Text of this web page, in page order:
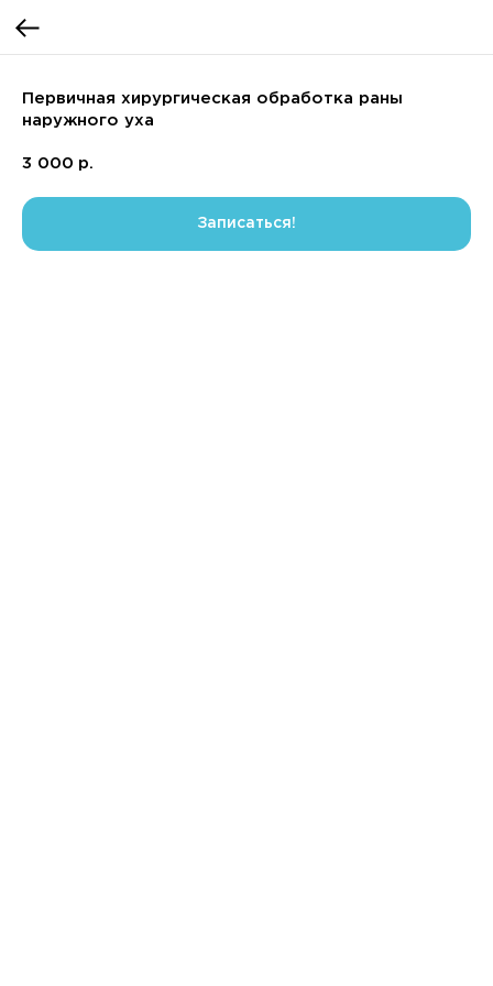
Первичная хирургическая обработка раны
наружного уха
3 000 р.
Записаться!